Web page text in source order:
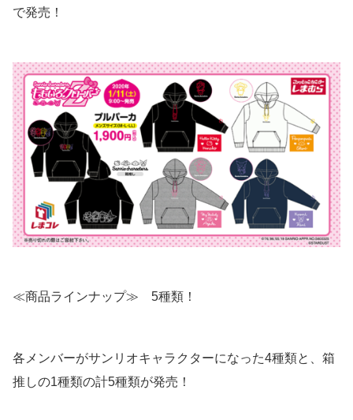
で発売！
≪商品ラインナップ≫ 5種類！
各メンバーがサンリオキャラクターになった4種類と、箱
推しの1種類の計5種類が発売！